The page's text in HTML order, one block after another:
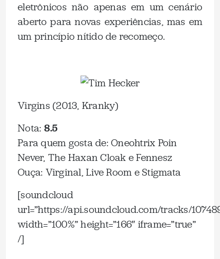
eletrônicos não apenas em um cenário
aberto para novas experiências, mas em
um princípio nítido de recomeço.
Virgins (2013, Kranky)
Nota: 8.5
Para quem gosta de: Oneohtrix Poin
Never, The Haxan Cloak e Fennesz
Ouça: Virginal, Live Room e Stigmata
[soundcloud
url=”https://api.soundcloud.com/tracks/
width=”100%” height=”166″ iframe=”true”
/]